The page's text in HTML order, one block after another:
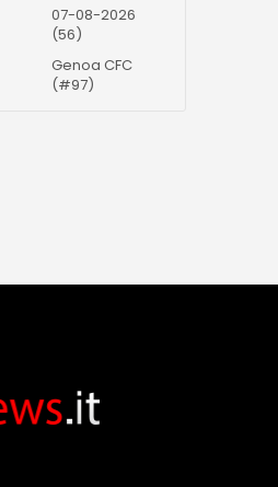
07-08-2026
(56)
Genoa CFC
(#97)